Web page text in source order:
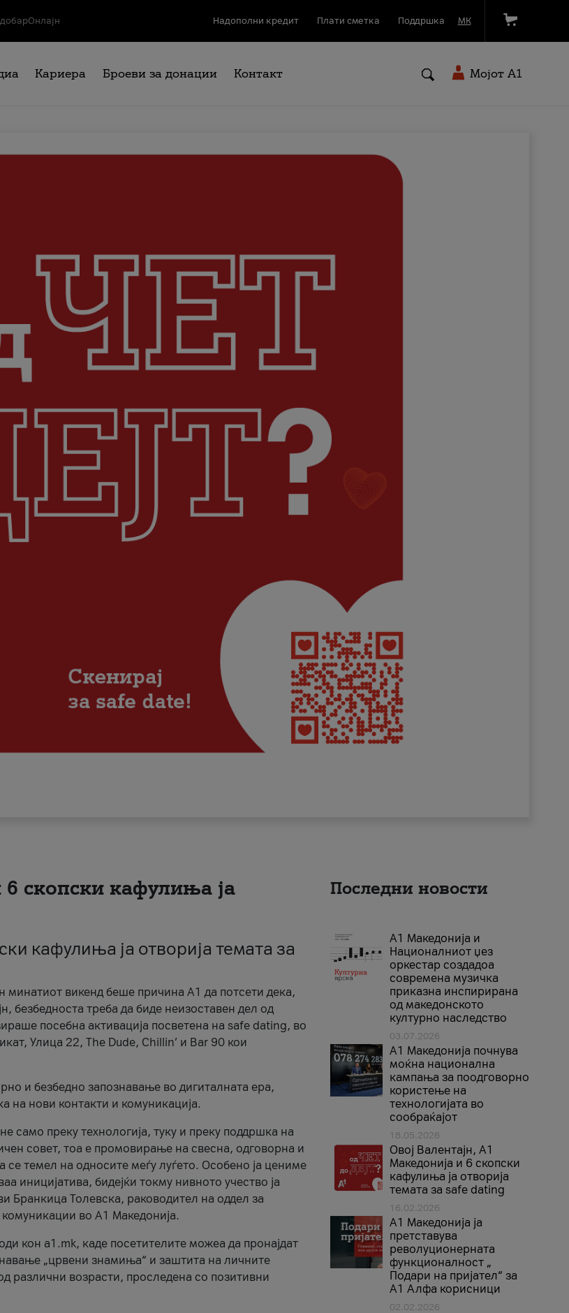
Надополни кредит Плати сметка Поддршка МК
Кариера Броеви за донации Контакт Мојот A1
скопски кафулиња ја
кафулиња ја отворија темата за
минатиот викенд беше причина А1 да потсети дека,
безбедноста треба да биде неизоставен дел од
посебна активација посветена на safe dating, во
Улица 22, The Dude, Chillin’ и Bar 90 кои
и безбедно запознавање во дигиталната ера,
на нови контакти и комуникација.
само преку технологија, туку и преку поддршка на
совет, тоа е промовирање на свесна, одговорна и
се темел на односите меѓу луѓето. Особено ја цениме
иницијатива, бидејќи токму нивното учество ја
Бранкица Толевска, раководител на оддел за
во А1 Македонија.
кон a1.mk, каде посетителите можеа да пронајдат
„црвени знамиња“ и заштита на личните
различни возрасти, проследена со позитивни
Последни новости
А1 Македонија и
Националниот џез
оркестар создадоа
современа музичка
приказна инспирирана
од македонското
културно наследство
03.07.2026
A1 Македонија почнува
моќна национална
кампања за поодговорно
користење на
технологијата во
сообраќајот
18.05.2026
Овој Валентајн, A1
Македонија и 6 скопски
кафулиња ја отворија
темата за safe dating
16.02.2026
А1 Македонија ја
претставува
револуционерната
функционалност „
Подари на пријател“ за
А1 Алфа корисници
02.02.2026